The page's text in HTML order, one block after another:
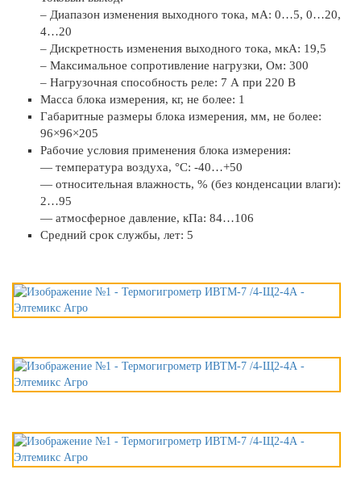
– Диапазон изменения выходного тока, мА: 0…5, 0…20,
4…20
– Дискретность изменения выходного тока, мкА: 19,5
– Максимальное сопротивление нагрузки, Ом: 300
– Нагрузочная способность реле: 7 А при 220 В
Масса блока измерения, кг, не более: 1
Габаритные размеры блока измерения, мм, не более:
96×96×205
Рабочие условия применения блока измерения:
— температура воздуха, °С: -40…+50
— относительная влажность, % (без конденсации влаги):
2…95
— атмосферное давление, кПа: 84…106
Средний срок службы, лет: 5